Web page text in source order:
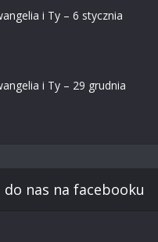
i Ty – 6 stycznia
i Ty – 29 grudnia
do nas na facebooku